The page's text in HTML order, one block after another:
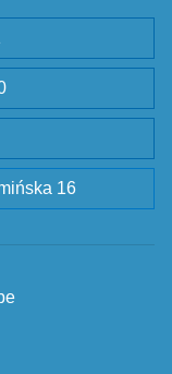
16